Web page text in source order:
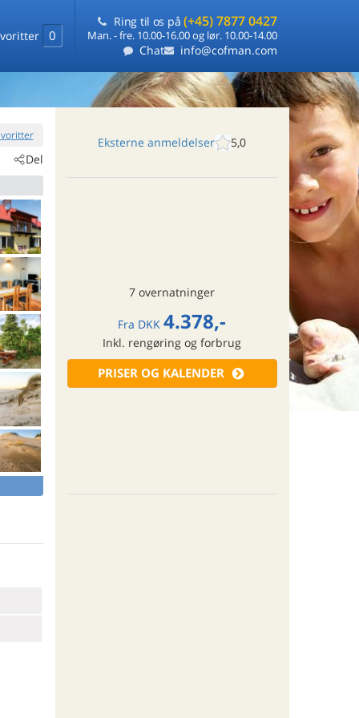
0
Ring til os på (+45) 7877 0427
Man. - fre. 10.00-16.00 og lør. 10.00-14.00
Chat info@cofman.com
Del
Eksterne anmeldelser 5,0
7 overnatninger
Fra DKK 4.378,-
Inkl. rengøring og forbrug
PRISER OG KALENDER